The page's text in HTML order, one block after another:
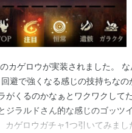
カゲロウが実装されました。
避で強くなる感じの技持ちなの
がくるのかなぁとワクワクして
ジラルドさん的な感じのゴッツ
ゲロウガチャ1つ引いてみまし